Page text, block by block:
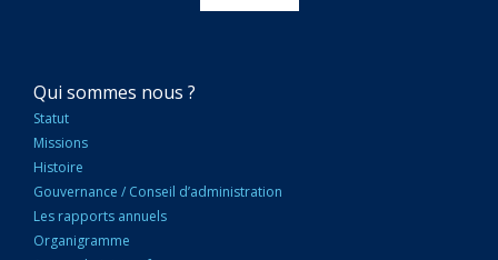
NAVIGATION
PRINCIPALE
Qui sommes nous ?
Statut
Missions
Histoire
Gouvernance / Conseil d’administration
Les rapports annuels
Organigramme